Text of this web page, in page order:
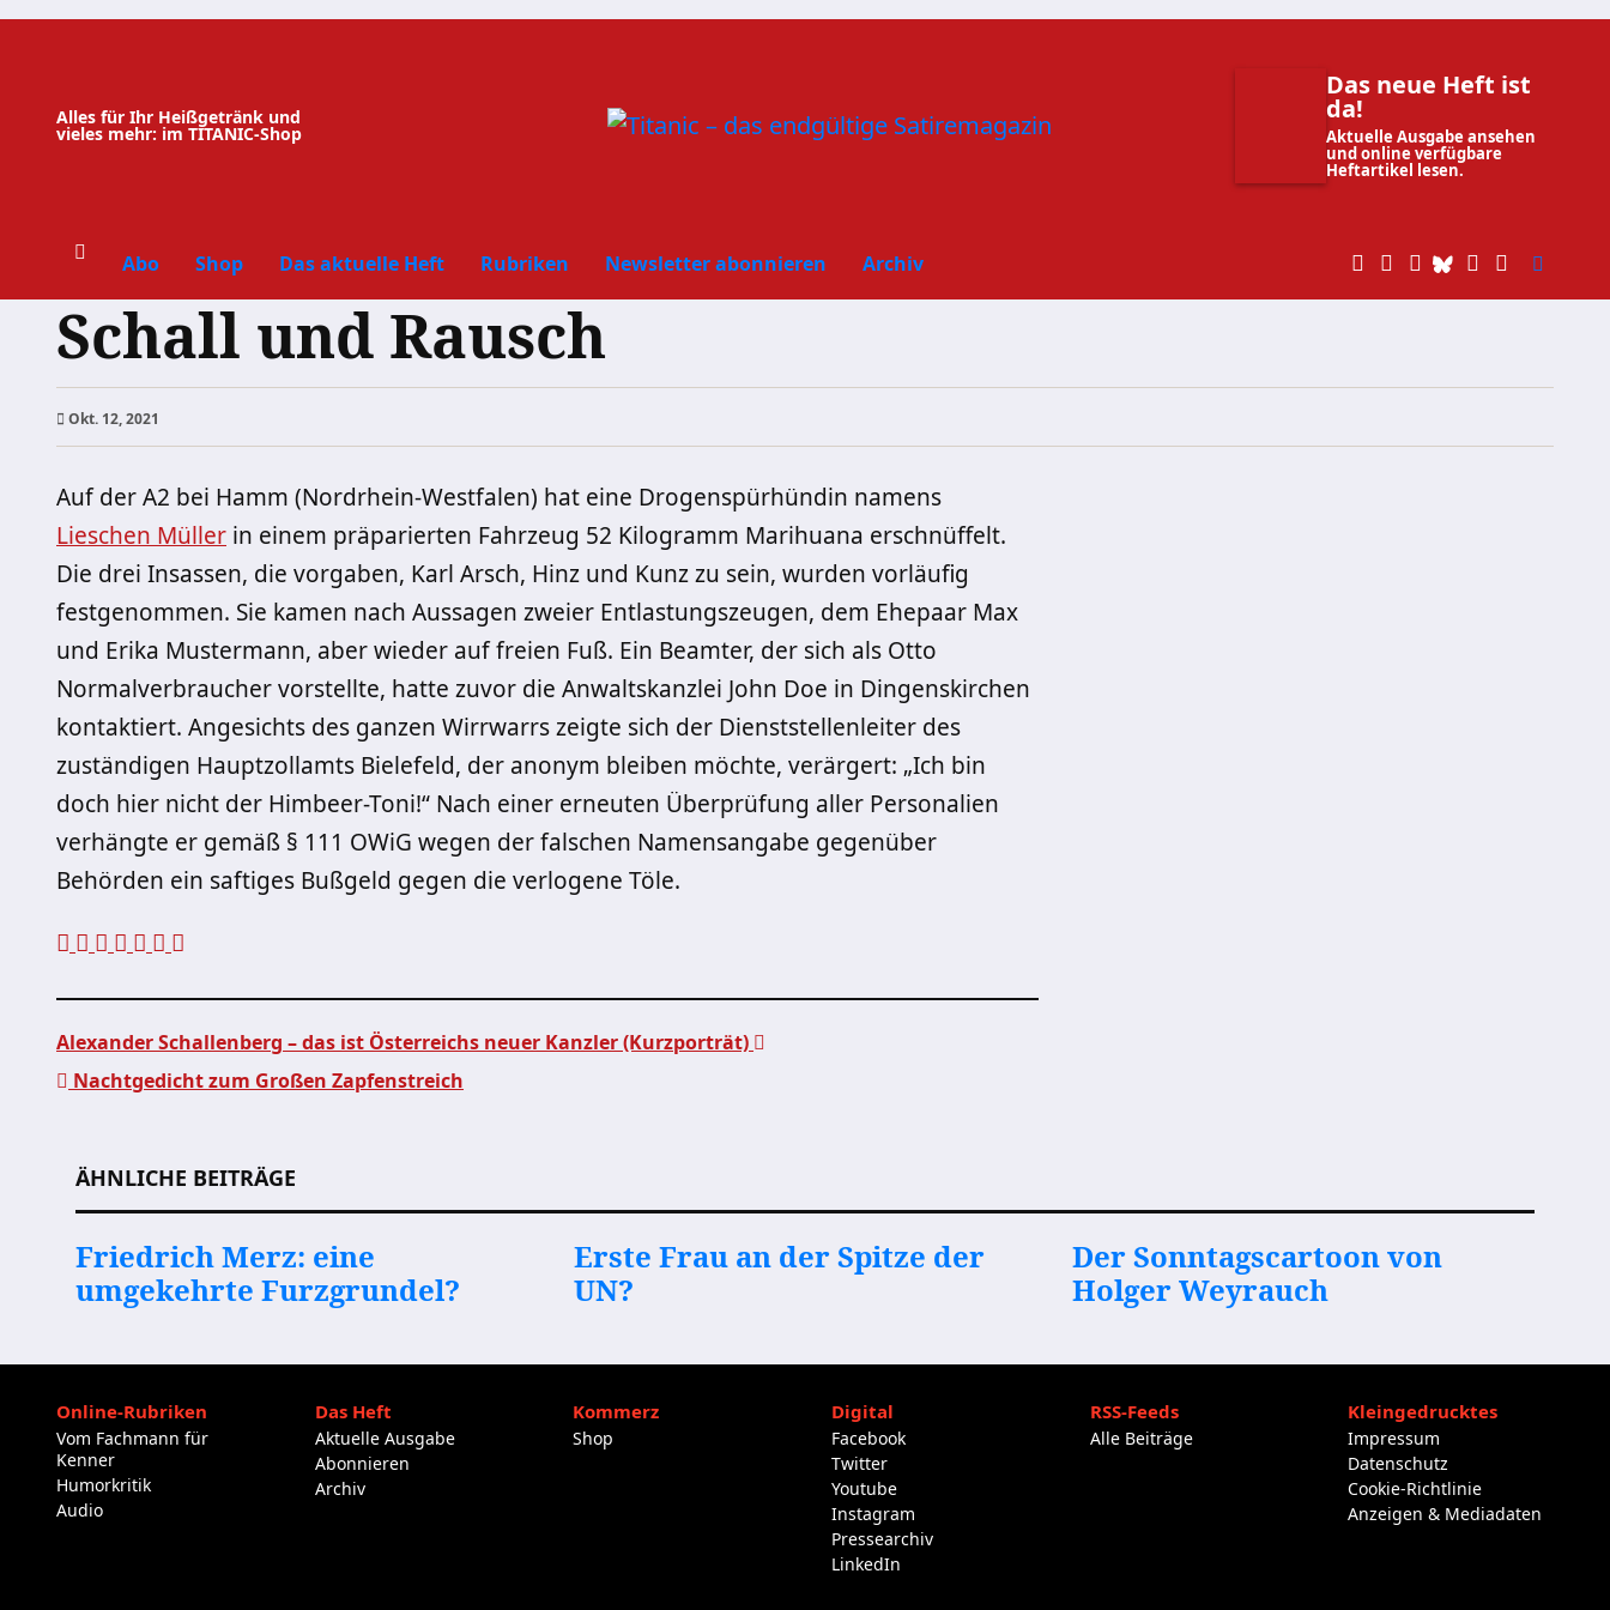
Zum
Alles für Ihr Heißgetränk und
vieles mehr: im TITANIC-Shop
Das neue Heft ist
da!
Aktuelle Ausgabe ansehen
und online verfügbare
Heftartikel lesen.
Abo Shop Das aktuelle Heft Rubriken Newsletter abonnieren Archiv
Schall und Rausch
Okt. 12, 2021
Auf der A2 bei Hamm (Nordrhein-Westfalen) hat eine Drogenspürhündin namens
Lieschen Müller in einem präparierten Fahrzeug 52 Kilogramm Marihuana erschnüffelt.
Die drei Insassen, die vorgaben, Karl Arsch, Hinz und Kunz zu sein, wurden vorläufig
festgenommen. Sie kamen nach Aussagen zweier Entlastungszeugen, dem Ehepaar Max
und Erika Mustermann, aber wieder auf freien Fuß. Ein Beamter, der sich als Otto
Normalverbraucher vorstellte, hatte zuvor die Anwaltskanzlei John Doe in Dingenskirchen
kontaktiert. Angesichts des ganzen Wirrwarrs zeigte sich der Dienststellenleiter des
zuständigen Hauptzollamts Bielefeld, der anonym bleiben möchte, verärgert: „Ich bin
doch hier nicht der Himbeer-Toni!“ Nach einer erneuten Überprüfung aller Personalien
verhängte er gemäß § 111 OWiG wegen der falschen Namensangabe gegenüber
Behörden ein saftiges Bußgeld gegen die verlogene Töle.
Alexander Schallenberg – das ist Österreichs neuer Kanzler (Kurzporträt)
Nachtgedicht zum Großen Zapfenstreich
ÄHNLICHE BEITRÄGE
Friedrich Merz: eine
umgekehrte Furzgrundel?
Erste Frau an der Spitze der
UN?
Der Sonntagscartoon von
Holger Weyrauch
Online-Rubriken
Vom Fachmann für
Kenner
Humorkritik
Audio
Das Heft
Aktuelle Ausgabe
Abonnieren
Archiv
Kommerz
Shop
Digital
Facebook
Twitter
Youtube
Instagram
Pressearchiv
LinkedIn
RSS-Feeds
Alle Beiträge
Kleingedrucktes
Impressum
Datenschutz
Cookie-Richtlinie
Anzeigen & Mediadaten